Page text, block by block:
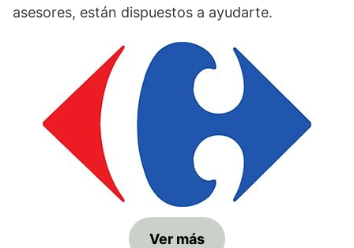
asesores, están dispuestos a ayudarte.
Ver más